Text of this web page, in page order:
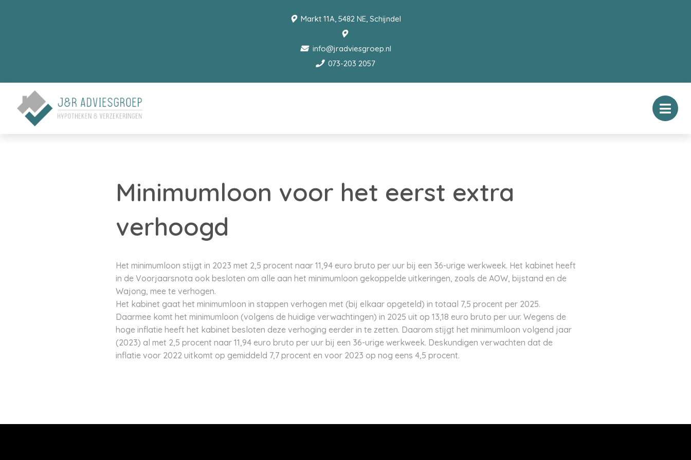
Markt 11A, 5482 NE, Schijndel
info@jradviesgroep.nl
073-203 2057
Minimumloon voor het eerst extra
verhoogd
Het minimumloon stijgt in 2023 met 2,5 procent naar 11,94 euro bruto per uur bij een 36-urige werkweek. Het kabinet heeft
in de Voorjaarsnota ook besloten om alle aan het minimumloon gekoppelde uitkeringen, zoals de AOW, bijstand en de
Wajong, mee te verhogen.
Het kabinet gaat het minimumloon in stappen verhogen met (bij elkaar opgeteld) in totaal 7,5 procent per 2025.
Daarmee komt het minimumloon (volgens de huidige verwachtingen) in 2025 uit op 13,18 euro bruto per uur. Wegens de
hoge inflatie heeft het kabinet besloten deze verhoging eerder in te zetten. Daarom stijgt het minimumloon volgend jaar
(2023) al met 2,5 procent naar 11,94 euro bruto per uur bij een 36-urige werkweek. Deskundigen verwachten dat de
inflatie voor 2022 uitkomt op gemiddeld 7,7 procent en voor 2023 op nog eens 4,5 procent.